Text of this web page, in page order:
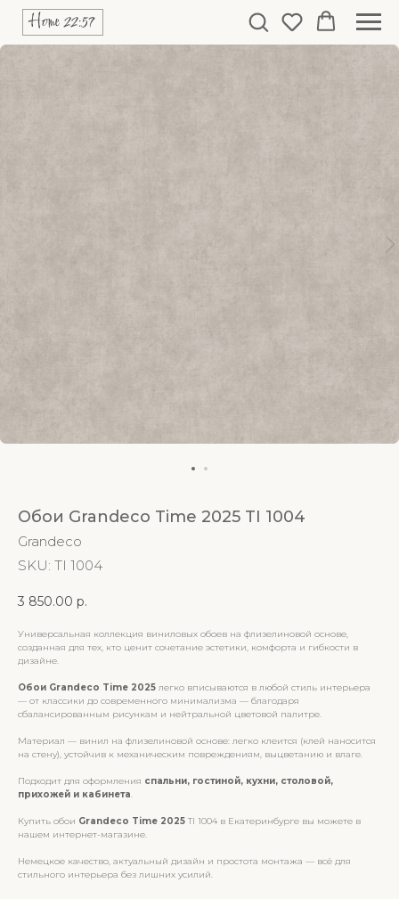
Обои Grandeco Time 2025 TI 1004
Grandeco
SKU: TI 1004
3 850.00 р.
Универсальная коллекция виниловых обоев на флизелиновой основе,
созданная для тех, кто ценит сочетание эстетики, комфорта и гибкости в
дизайне.
Обои Grandeco Time 2025 легко вписываются в любой стиль интерьера
— от классики до современного минимализма — благодаря
сбалансированным рисункам и нейтральной цветовой палитре.
Материал — винил на флизелиновой основе: легко клеится (клей наносится
на стену), устойчив к механическим повреждениям, выцветанию и влаге.
Подходит для оформления спальни, гостиной, кухни, столовой,
прихожей и кабинета.
Купить обои Grandeco Time 2025 TI 1004 в Екатеринбурге вы можете в
нашем интернет-магазине.
Немецкое качество, актуальный дизайн и простота монтажа — всё для
стильного интерьера без лишних усилий.